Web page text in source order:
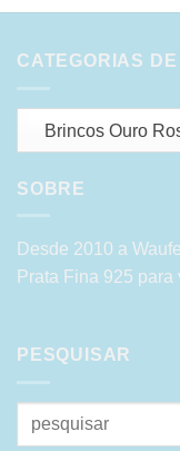
CATEGORIAS
Brincos Ouro
SOBRE
Desde 2010 a
Prata Fina 925 para
PESQUISAR
Pesquisar
por: